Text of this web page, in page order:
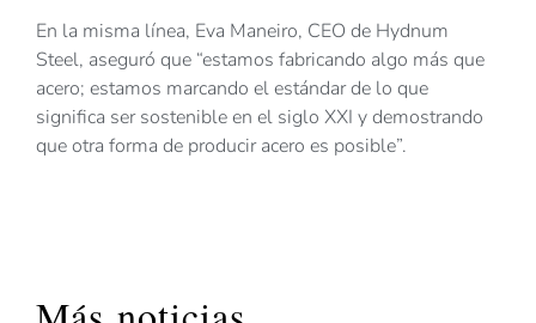
En la misma línea, Eva Maneiro, CEO de Hydnum
Steel, aseguró que “estamos fabricando algo más que
acero; estamos marcando el estándar de lo que
significa ser sostenible en el siglo XXI y demostrando
que otra forma de producir acero es posible”.